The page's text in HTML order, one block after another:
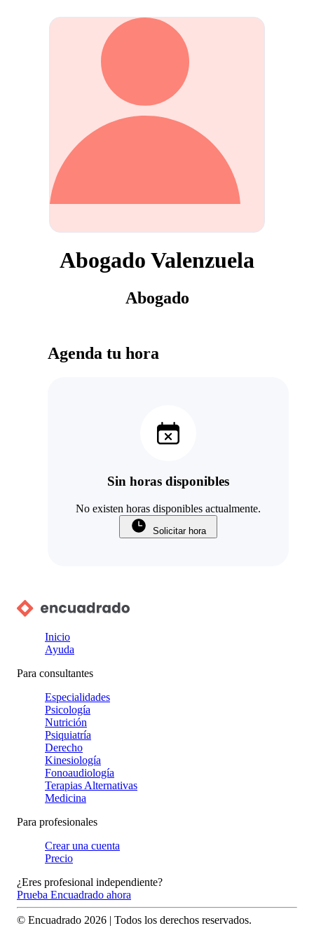
Abogado Valenzuela
Abogado
Agenda tu hora
Sin horas disponibles
No existen horas disponibles actualmente.
Solicitar hora
Inicio
Ayuda
Para consultantes
Especialidades
Psicología
Nutrición
Psiquiatría
Derecho
Kinesiología
Fonoaudiología
Terapias Alternativas
Medicina
Para profesionales
Crear una cuenta
Precio
¿Eres profesional independiente?
Prueba Encuadrado ahora
© Encuadrado 2026 | Todos los derechos reservados.